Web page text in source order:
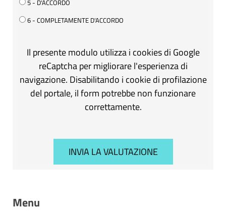
5 - D'ACCORDO
6 - COMPLETAMENTE D'ACCORDO
Il presente modulo utilizza i cookies di Google
reCaptcha per migliorare l'esperienza di
navigazione. Disabilitando i cookie di profilazione
del portale, il form potrebbe non funzionare
correttamente.
Menu